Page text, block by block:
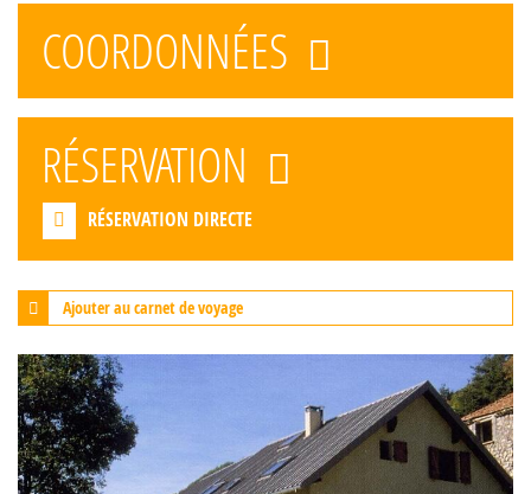
COORDONNÉES
RÉSERVATION
RÉSERVATION DIRECTE
Ajouter au carnet de voyage